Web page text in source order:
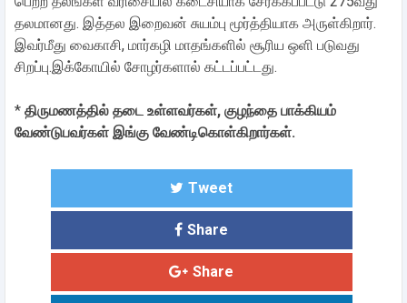
தலமானது. இத்தல இறைவன் சுயம்பு மூர்த்தியாக அருள்கிறார்.
இவர்மீது வைகாசி, மார்கழி மாதங்களில் சூரிய ஒளி படுவது
சிறப்பு.இக்கோயில் சோழர்களால் கட்டப்பட்டது.
* திருமணத்தில் தடை உள்ளவர்கள், குழந்தை பாக்கியம்
வேண்டுபவர்கள் இங்கு வேண்டிகொள்கிறார்கள்.
Tweet
Share
Share